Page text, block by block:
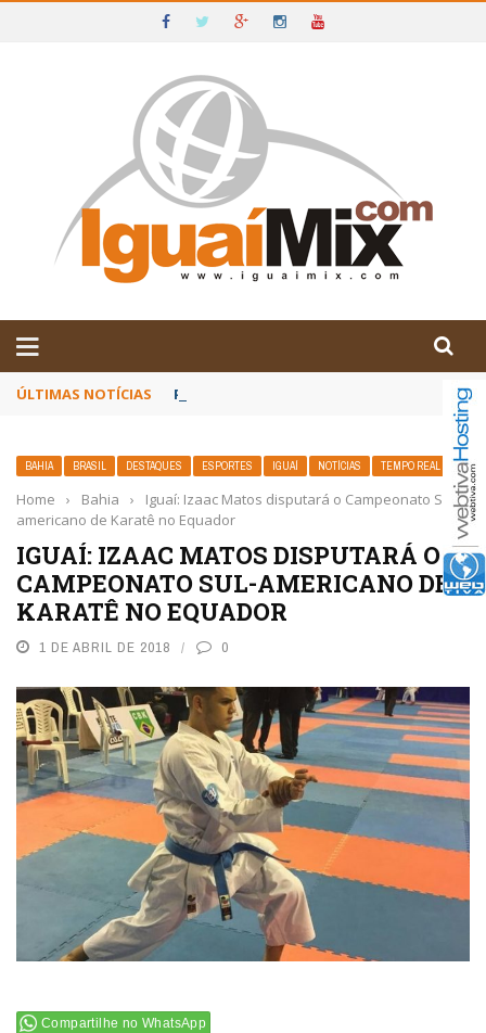
IGUAÍ E SUDOESTE DA BAHIA
ÚLTIMAS NOTÍCIAS Poetas baianos representam o Brasil no
BAHIA BRASIL DESTAQUES ESPORTES IGUAÍ NOTÍCIAS TEMPO REAL
Home › Bahia ›
Iguaí: Izaac Matos disputará o Campeonato Sul-
americano de Karatê no Equador
IGUAÍ: IZAAC MATOS DISPUTARÁ O
CAMPEONATO SUL-AMERICANO DE
KARATÊ NO EQUADOR
1 DE ABRIL DE 2018 0
Compartilhe no WhatsApp